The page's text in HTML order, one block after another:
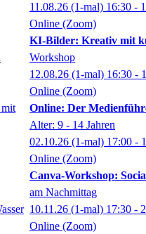
11.08.26 (1-mal) 16:30 -
Online (Zoom)
KI-Bilder: Kreativ mit
Workshop
12.08.26 (1-mal) 16:30 -
Online (Zoom)
Online: Der
Alter: 9 - 14 Jahren
02.10.26 (1-mal) 17:00 -
Online (Zoom)
Canva-Workshop:
am Nachmittag
10.11.26 (1-mal) 17:30 -
Online (Zoom)